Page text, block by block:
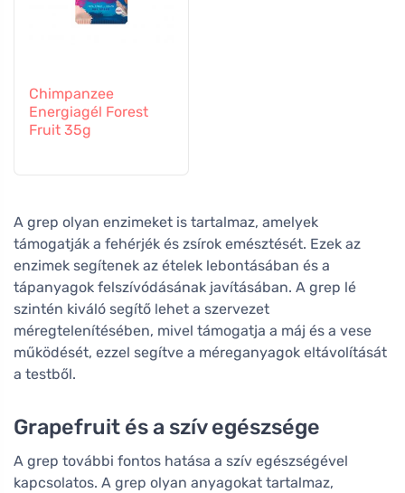
Chimpanzee
Energiagél Forest
Fruit 35g
A grep olyan enzimeket is tartalmaz, amelyek
támogatják a fehérjék és zsírok emésztését. Ezek az
enzimek segítenek az ételek lebontásában és a
tápanyagok felszívódásának javításában. A grep lé
szintén kiváló segítő lehet a szervezet
méregtelenítésében, mivel támogatja a máj és a vese
működését, ezzel segítve a méreganyagok eltávolítását
a testből.
Grapefruit és a szív egészsége
A grep további fontos hatása a szív egészségével
kapcsolatos. A grep olyan anyagokat tartalmaz,